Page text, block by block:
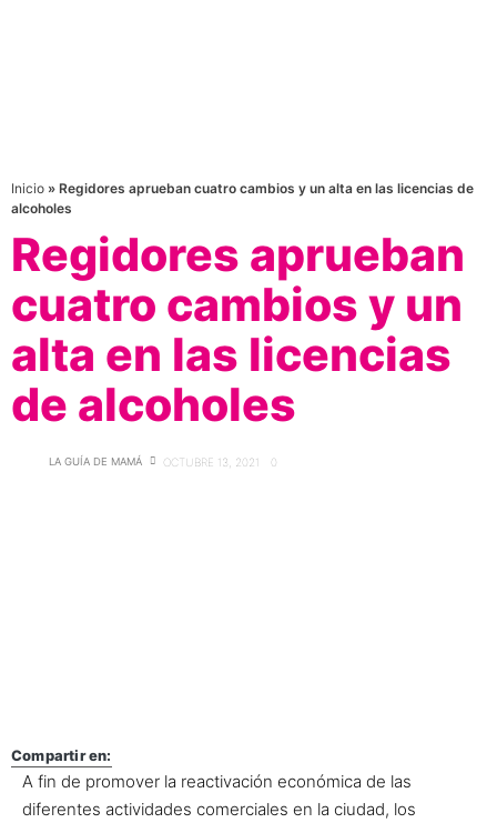
Inicio » Regidores aprueban cuatro cambios y un alta en las licencias de
alcoholes
Regidores aprueban
cuatro cambios y un
alta en las licencias
de alcoholes
LA GUÍA DE MAMÁ OCTUBRE 13, 2021 0
Compartir en:
A fin de promover la reactivación económica de las
diferentes actividades comerciales en la ciudad, los